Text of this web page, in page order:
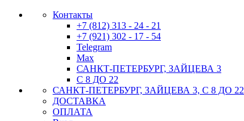
Контакты
+7 (812) 313 - 24 - 21
+7 (921) 302 - 17 - 54
Telegram
Max
САНКТ-ПЕТЕРБУРГ, ЗАЙЦЕВА 3
С 8 ДО 22
САНКТ-ПЕТЕРБУРГ, ЗАЙЦЕВА 3, С 8 ДО 22
ДОСТАВКА
ОПЛАТА